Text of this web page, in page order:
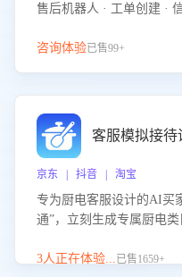
售后机器人 · 工单创建 ·
咨询体验已售99+
客服模拟接待
京东 | 抖音 | 淘宝
专为厨电客服设计的AI买
通”，立刻生成专属厨电
实场景应对技巧！
3人正在体验...已售1659+